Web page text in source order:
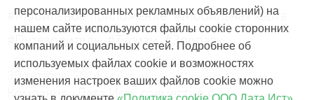
#Мобильное приложение #Мобильная карта
#Путеводитель #Туризм #Зоопарк
30 октября, 2014
Компания «Дата Ист» совместно с
персонализированных рекламных объявлений) на
нашем сайте используются файлы cookie сторонних
компаний и социальных сетей. Подробнее об
используемых файлах cookie и возможностях
изменения настроек ваших файлов cookie можно